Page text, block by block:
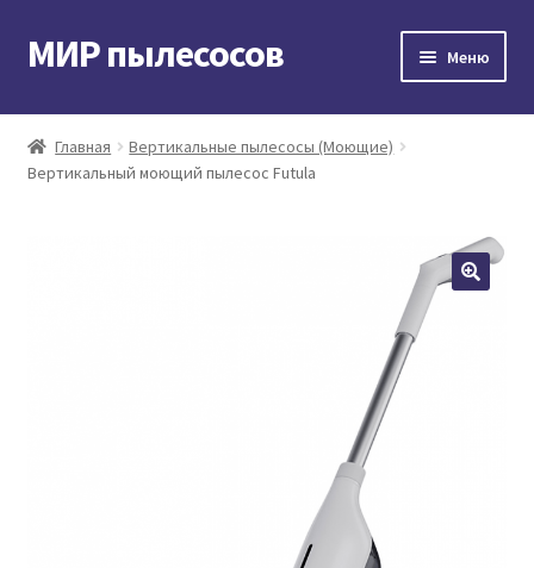
Перейти
к
Перейти
к
МИР пылесосов Меню
Главная
Мой аккаунт
Главная
Вертикальные пылесосы (Моющие)
Вертикальный моющий пылесос Futula